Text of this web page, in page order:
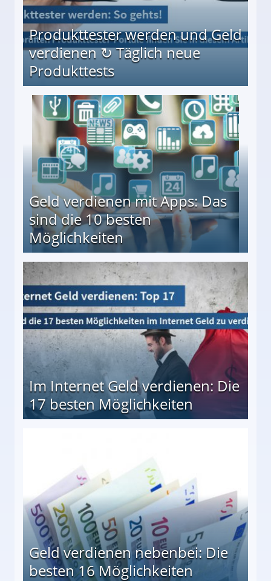
Produkttester werden und Geld
verdienen ↻ Täglich neue
Produkttests
↻ Täglich neue Produkttests
Geld verdienen mit Apps: Das
sind die 10 besten
Möglichkeiten
besten Möglichkeiten
Im Internet Geld verdienen: Die
17 besten Möglichkeiten
Geld verdienen nebenbei: Die
besten 16 Möglichkeiten